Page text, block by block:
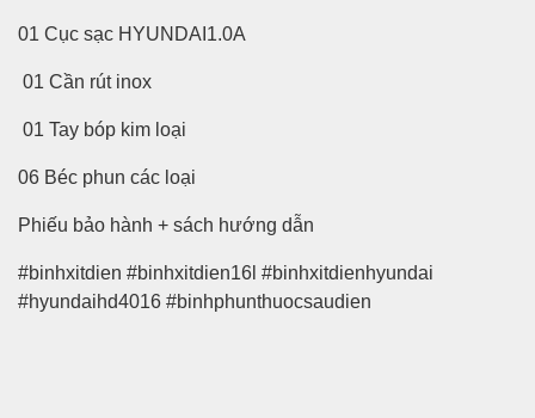
01 Cục sạc HYUNDAI1.0A
01 Cần rút inox
01 Tay bóp kim loại
06 Béc phun các loại
Phiếu bảo hành + sách hướng dẫn
#binhxitdien #binhxitdien16l #binhxitdienhyundai
#hyundaihd4016 #binhphunthuocsaudien